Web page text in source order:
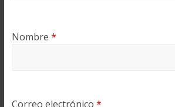
Nombre *
Correo electrónico *